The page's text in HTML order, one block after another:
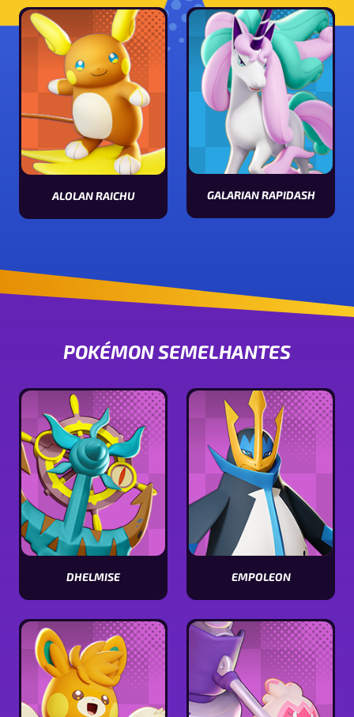
ALOLAN RAICHU
Visualizar estatísticas [Pokémon name]
GALARIAN RAPIDASH
Visualizar estatísticas [Pokémon
POKÉMON SEMELHANTES
DHELMISE
[Pokémon
name]
EMPOLEON
[Pokémon
name]